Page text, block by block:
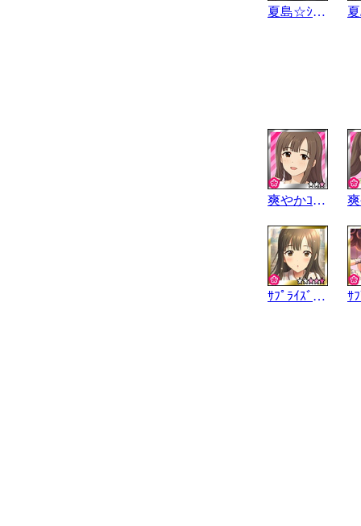
夏島☆ｼｰｻｲﾄﾞ
爽やかｺﾝﾌｨﾁｭｰﾙ
ｻﾌﾟﾗｲｽﾞ･ﾃﾝﾎﾟ